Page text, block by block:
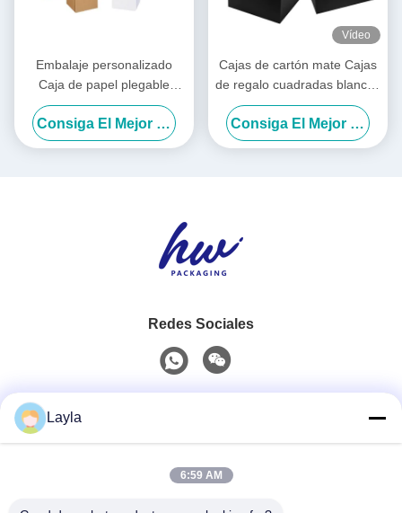
Embalaje personalizado
Caja de papel plegable
Cartón de papel Kraft
Impresión de patrones Caja
de papel corrugado
Consiga El Mejor Precio
Vídeo
Cajas de cartón mate Cajas
de regalo cuadradas blancas
negras Envases rígidos
naturales
Consiga El Mejor Precio
Redes Sociales
0086-18688885859
Layla
6:59 AM